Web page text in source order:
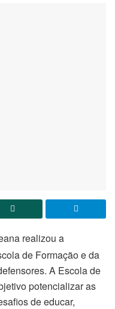
realizou a
de Formação e da
A Escola de
potencializar as
de educar,